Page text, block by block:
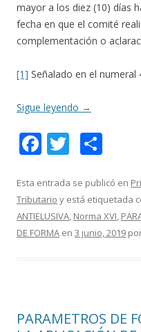
mayor a los diez (10) días
fecha en que el comité
complementación o
[1] Señalado en el numeral
Sigue leyendo →
F
e
b
o
T
itt
er
m
p
ar
Esta entrada se publicó en
Tributario y está etiquetada
ANTIELUSIVA, Norma XVI,
DE FORMA en 3 junio, 2019
PARAMETROS DE